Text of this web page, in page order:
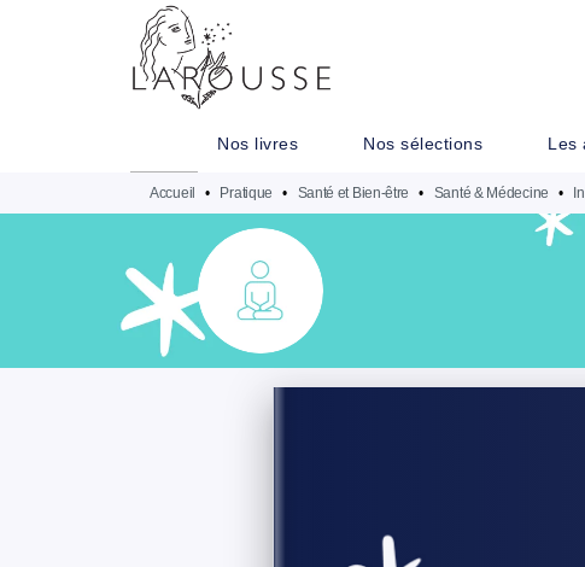
MENU
Nos livres Nos sélections Les
Accueil • Pratique • Santé et Bien-être • Santé & Médecine •